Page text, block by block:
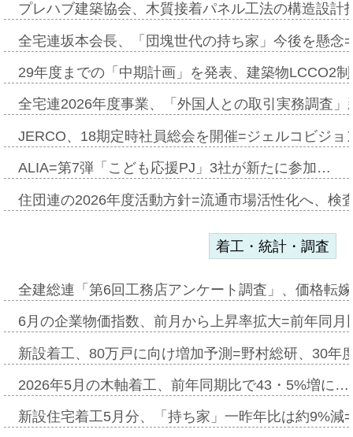
プレハブ建築協会、木質接着パネル工法の構造設
全宅連坂本会長、「団塊世代の持ち家」今後を懸
29年度までの「中期計画」を発表、建築物LCCO2
全宅連2026年度事業、「外国人との取引実務調査
JERCO、18期定時社員総会を開催=ジェルコビジ
ALIA=第7弾「こども応援PJ」3社が新たに参加…
住団連の2026年度活動方針=流通市場活性化へ、検
着工・統計・調査
全建総連「第6回工務店アンケート調査」、価格転
6月の企業物価指数、前月から上昇率拡大=前年同
新設着工、80万戸に向け増加予測=野村総研、30年
2026年5月の木軸着工、前年同期比で43・5%増に…
新設住宅着工5月分、「持ち家」一昨年比は約9%